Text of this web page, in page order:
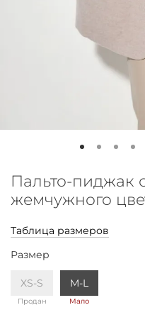
Пальто-пиджак
жемчужного
Таблица размеров
Размер
XS-S
Продан
M-L
Мало